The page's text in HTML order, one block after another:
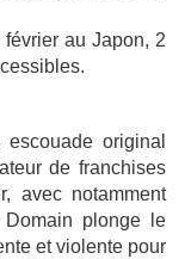
au Japon, 2
original
de franchises
avec notamment
Domain plonge le
et violente pour